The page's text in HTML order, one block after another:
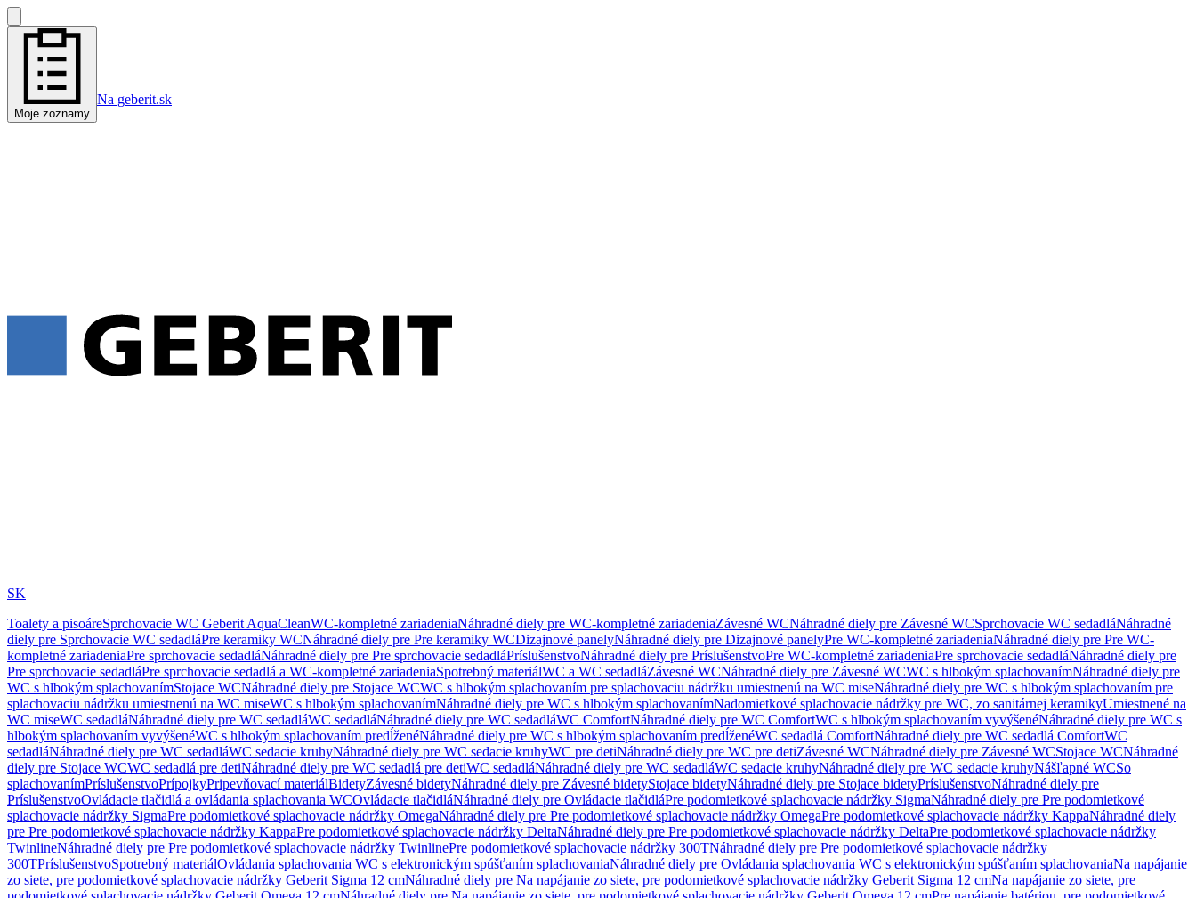
Moje zoznamy
Na geberit.sk
SK
Toalety a pisoáreSprchovacie WC Geberit AquaCleanWC-kompletné zariadeniaNáhradné diely pre WC-kompletné zariadeniaZávesné WCNáhradné diely pre Závesné WCSprchovacie WC sedadláNáhradné
diely pre Sprchovacie WC sedadláPre keramiky WCNáhradné diely pre Pre keramiky WCDizajnové panelyNáhradné diely pre Dizajnové panelyPre WC-kompletné zariadeniaNáhradné diely pre Pre WC-
kompletné zariadeniaPre sprchovacie sedadláNáhradné diely pre Pre sprchovacie sedadláPríslušenstvoNáhradné diely pre PríslušenstvoPre WC-kompletné zariadeniaPre sprchovacie sedadláNáhradné diely pre
Pre sprchovacie sedadláPre sprchovacie sedadlá a WC-kompletné zariadeniaSpotrebný materiálWC a WC sedadláZávesné WCNáhradné diely pre Závesné WCWC s hlbokým splachovanímNáhradné diely pre
WC s hlbokým splachovanímStojace WCNáhradné diely pre Stojace WCWC s hlbokým splachovaním pre splachovaciu nádržku umiestnenú na WC miseNáhradné diely pre WC s hlbokým splachovaním pre
splachovaciu nádržku umiestnenú na WC miseWC s hlbokým splachovanímNáhradné diely pre WC s hlbokým splachovanímNadomietkové splachovacie nádržky pre WC, zo sanitárnej keramikyUmiestnené na
WC miseWC sedadláNáhradné diely pre WC sedadláWC sedadláNáhradné diely pre WC sedadláWC ComfortNáhradné diely pre WC ComfortWC s hlbokým splachovaním vyvýšenéNáhradné diely pre WC s
hlbokým splachovaním vyvýšenéWC s hlbokým splachovaním predĺženéNáhradné diely pre WC s hlbokým splachovaním predĺženéWC sedadlá ComfortNáhradné diely pre WC sedadlá ComfortWC
sedadláNáhradné diely pre WC sedadláWC sedacie kruhyNáhradné diely pre WC sedacie kruhyWC pre detiNáhradné diely pre WC pre detiZávesné WCNáhradné diely pre Závesné WCStojace WCNáhradné
diely pre Stojace WCWC sedadlá pre detiNáhradné diely pre WC sedadlá pre detiWC sedadláNáhradné diely pre WC sedadláWC sedacie kruhyNáhradné diely pre WC sedacie kruhyNášľapné WCSo
splachovanímPríslušenstvoPrípojkyPripevňovací materiálBidetyZávesné bidetyNáhradné diely pre Závesné bidetyStojace bidetyNáhradné diely pre Stojace bidetyPríslušenstvoNáhradné diely pre
PríslušenstvoOvládacie tlačidlá a ovládania splachovania WCOvládacie tlačidláNáhradné diely pre Ovládacie tlačidláPre podomietkové splachovacie nádržky SigmaNáhradné diely pre Pre podomietkové
splachovacie nádržky SigmaPre podomietkové splachovacie nádržky OmegaNáhradné diely pre Pre podomietkové splachovacie nádržky OmegaPre podomietkové splachovacie nádržky KappaNáhradné diely
pre Pre podomietkové splachovacie nádržky KappaPre podomietkové splachovacie nádržky DeltaNáhradné diely pre Pre podomietkové splachovacie nádržky DeltaPre podomietkové splachovacie nádržky
TwinlineNáhradné diely pre Pre podomietkové splachovacie nádržky TwinlinePre podomietkové splachovacie nádržky 300TNáhradné diely pre Pre podomietkové splachovacie nádržky
300TPríslušenstvoSpotrebný materiálOvládania splachovania WC s elektronickým spúšťaním splachovaniaNáhradné diely pre Ovládania splachovania WC s elektronickým spúšťaním splachovaniaNa napájanie
zo siete, pre podomietkové splachovacie nádržky Geberit Sigma 12 cmNáhradné diely pre Na napájanie zo siete, pre podomietkové splachovacie nádržky Geberit Sigma 12 cmNa napájanie zo siete, pre